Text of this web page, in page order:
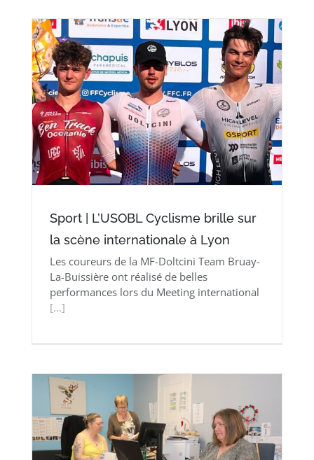
Sport | L’USOBL Cyclisme brille sur
la scène internationale à Lyon
Les coureurs de la MF-Doltcini Team Bruay-
La-Buissière ont réalisé de belles
performances lors du Meeting international
[...]